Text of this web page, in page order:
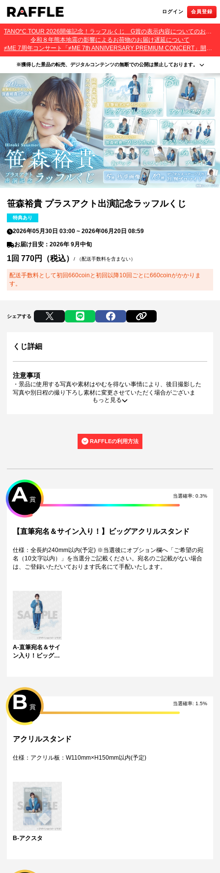
ログイン 会員登録
TANO*C TOUR 2026開催記念！ラッフルくじ G賞の表示内容についてのお詫びとご報告
令和８年熊本地震の影響によるお荷物のお届け遅延について
≠ME 7周年コンサート「≠ME 7th ANNIVERSARY PREMIUM CONCERT」開催記念ラッフルくじ 景品お届け遅延のお詫びとご案内
※獲得した景品の転売、デジタルコンテンツの無断での公開は禁止しております。
・本サービスで獲得された景品をオークション等へ出品する行為、その他営利目的での転売行
為は禁止しております。
・本サービスで獲得された動画･画像･ボイス等のデジタルコンテンツは、出品者が著作権を有
しております。無断でのSNS等での公開、譲渡、その他著作権を侵害する行為は禁止しており
ます。
・当選権利は当選者ご本人のみ有効となります。当選権利の譲渡、オークション等への出品、
その他営利目的での転売は禁止しております。
笹森裕貴 プラスアクト出演記念ラッフルくじ
特典あり
2026年05月30日 03:00 ~2026年06月20日 08:59
お届け目安：2026年 9月中旬
1回 770円（税込）/ （配送手数料を含まない）
配送手数料として初回660coinと初回以降10回ごとに660coinがかかりま
す。
シェアする
くじ詳細
注意事項
・景品に使用する写真や素材はやむを得ない事情により、後日撮影した
写真や別日程の撮り下ろし素材に変更させていただく場合がございま
・くじご利用後のお客様都合での景品のキャンセル・返品・交換はいた
到着に関する対応は原則いたしかねます。
他営利目的での転売行為は禁止しております。
・本サービスで獲得された動画･画像･ボイス等のデジタルコンテンツ
は、出品者が著作権を有しております。無断でのSNS等での公開、譲
渡、その他著作権を侵害する行為は禁止しております。
・当選権利は当選者ご本人のみ有効となります。当選権利の譲渡、オー
クション等への出品、その他営利目的での転売は禁止しております。
・運営様の都合により、一部サイン入り景品がご用意ができなくなる場
可能性がございます。（該当者には別途メールにてご連絡させていただ
きます。）
・製造に伴い発生した製品イメージを大きく損なわない程度の微細なキ
・一部の景品は希望景品の選択や希望の宛名を入力（オプション登録）
する必要がございます。期限内に登録いただけなかった場合、ご希望の
景品や宛名以外でのお届けとなる可能性がございます。
配送について
・サイン入り景品とサインなし景品は別配送となる場合がございます。
・製作状況や天候状況によりくじページに記載のお届け目安から前後し
た配送となる場合がございます。
特典について
・多連特典をご希望の場合、「くじ引き内容の選択」にてご希望の景品
が表示されているボタンを選択の上でくじ引きを行ってください。
※単発（1回ボタン）で引いた方は多連特典の対象とはなりませんのでご
Wチャンス賞について
キャンペーンです。
・Wチャンス賞のチャレンジには初回のみアンケートへのご回答が必須と
なります。
・2回目以降は自動的に開催中のWチャンス賞へ応募となります。
もっと見る
RAFFLEの利用方法
当選確率: 0.3%
A 賞
【直筆宛名＆サイン入り！】ビッグアクリルスタンド
仕様：全長約240mm以内(予定) ※当選後にオプション欄へ「ご希望の宛
名（10文字以内）」を当選分ご記載ください。宛名のご記載がない場合
は、ご登録いただいております氏名にて手配いたします。
A-直筆宛名＆サイ
ン入り！ビッグア
当選確率: 1.5%
B 賞
アクリルスタンド
仕様：アクリル板：W110mm×H150mm以内(予定)
B-アクスタ